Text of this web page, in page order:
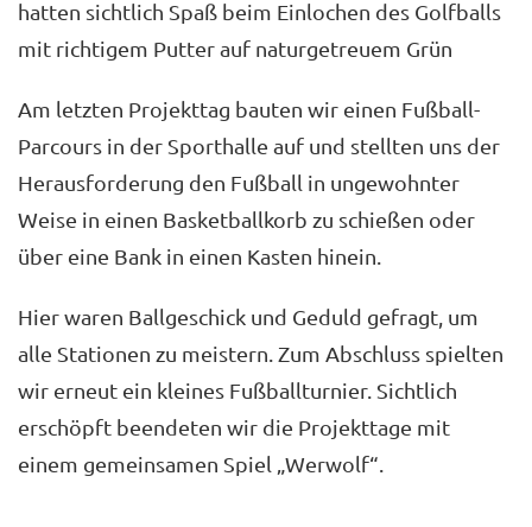
hatten sichtlich Spaß beim Einlochen des Golfballs
mit richtigem Putter auf naturgetreuem Grün
Am letzten Projekttag bauten wir einen Fußball-
Parcours in der Sporthalle auf und stellten uns der
Herausforderung den Fußball in ungewohnter
Weise in einen Basketballkorb zu schießen oder
über eine Bank in einen Kasten hinein.
Hier waren Ballgeschick und Geduld gefragt, um
alle Stationen zu meistern. Zum Abschluss spielten
wir erneut ein kleines Fußballturnier. Sichtlich
erschöpft beendeten wir die Projekttage mit
einem gemeinsamen Spiel „Werwolf“.